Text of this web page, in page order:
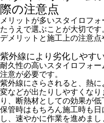
際の注意点
メリットが多いスタイロフ
たうえで選ぶことが大切で
デメリットと施工上の注意点
紫外線により劣化しやす
耐久性の高いスタイロフォ
注意が必要です。
紫外線にさらされると、熱
変などが出たりしやすくな
り、断熱材としての効果が低
保管時はもちろん施工時も
し、速やかに作業を進めまし